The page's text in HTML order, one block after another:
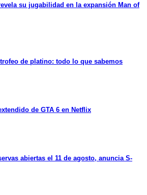
su jugabilidad en la expansión Man of
de platino: todo lo que sabemos
de GTA 6 en Netflix
abiertas el 11 de agosto, anuncia S-